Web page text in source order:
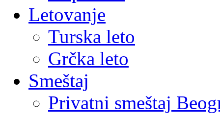
Letovanje
Turska leto
Grčka leto
Smeštaj
Privatni smeštaj